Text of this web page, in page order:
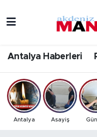
Antalya Haberleri
Antalya Asayiş
Bilim & Teknoloji
Eğitim
Ekonomi
Antalya Hava
Antalya Namaz
Antalya Trafik